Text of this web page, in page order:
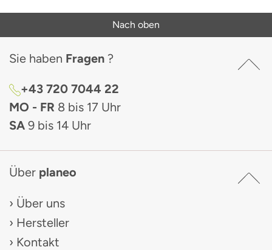
Nach oben
Sie haben Fragen ?
+43 720 7044 22
MO - FR 8 bis 17 Uhr
SA 9 bis 14 Uhr
Über planeo
Über uns
Hersteller
Kontakt